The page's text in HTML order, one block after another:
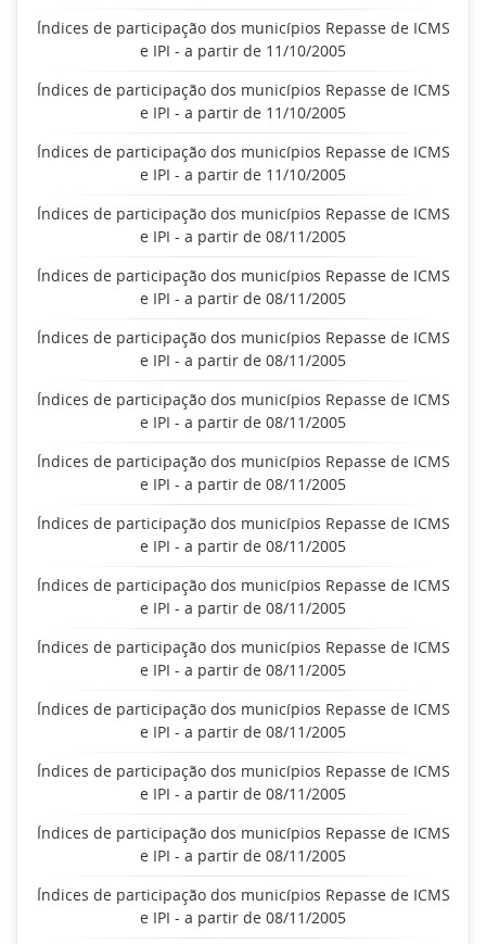
Índices de participação dos municípios Repasse de ICMS
e IPI - a partir de 11/10/2005
Índices de participação dos municípios Repasse de ICMS
e IPI - a partir de 11/10/2005
Índices de participação dos municípios Repasse de ICMS
e IPI - a partir de 11/10/2005
Índices de participação dos municípios Repasse de ICMS
e IPI - a partir de 08/11/2005
Índices de participação dos municípios Repasse de ICMS
e IPI - a partir de 08/11/2005
Índices de participação dos municípios Repasse de ICMS
e IPI - a partir de 08/11/2005
Índices de participação dos municípios Repasse de ICMS
e IPI - a partir de 08/11/2005
Índices de participação dos municípios Repasse de ICMS
e IPI - a partir de 08/11/2005
Índices de participação dos municípios Repasse de ICMS
e IPI - a partir de 08/11/2005
Índices de participação dos municípios Repasse de ICMS
e IPI - a partir de 08/11/2005
Índices de participação dos municípios Repasse de ICMS
e IPI - a partir de 08/11/2005
Índices de participação dos municípios Repasse de ICMS
e IPI - a partir de 08/11/2005
Índices de participação dos municípios Repasse de ICMS
e IPI - a partir de 08/11/2005
Índices de participação dos municípios Repasse de ICMS
e IPI - a partir de 08/11/2005
Índices de participação dos municípios Repasse de ICMS
e IPI - a partir de 08/11/2005